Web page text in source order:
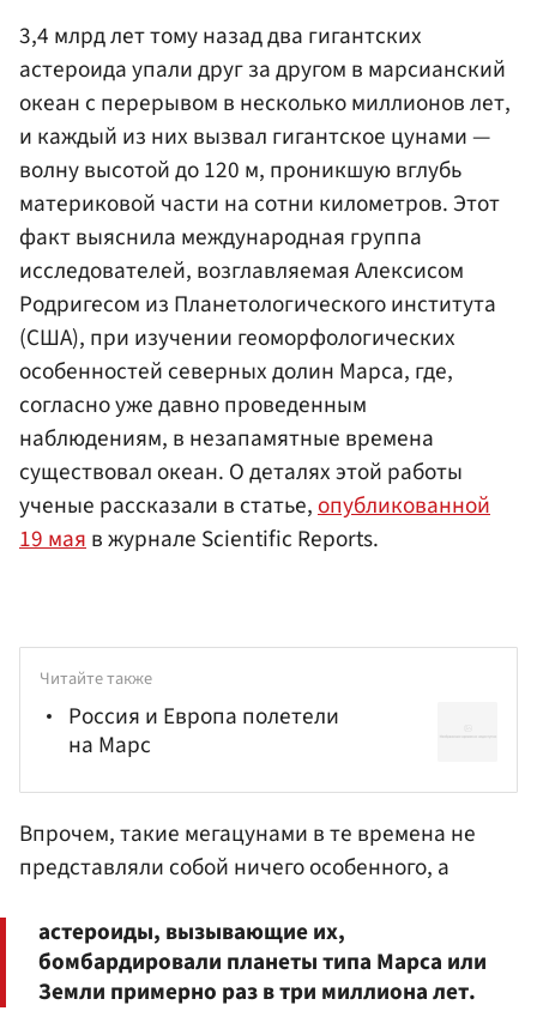
3,4 млрд лет тому назад два гигантских
астероида упали друг за другом в марсианский
океан с перерывом в несколько миллионов лет,
и каждый из них вызвал гигантское цунами —
волну высотой до 120 м, проникшую вглубь
материковой части на сотни километров. Этот
факт выяснила международная группа
исследователей, возглавляемая Алексисом
Родригесом из Планетологического института
(США), при изучении геоморфологических
особенностей северных долин Марса, где,
согласно уже давно проведенным
наблюдениям, в незапамятные времена
существовал океан. О деталях этой работы
ученые рассказали в статье, опубликованной
19 мая в журнале Scientific Reports.
Читайте также
Россия и Европа полетели
на Марс
Впрочем, такие мегацунами в те времена не
представляли собой ничего особенного, а
астероиды, вызывающие их,
бомбардировали планеты типа Марса или
Земли примерно раз в три миллиона лет.